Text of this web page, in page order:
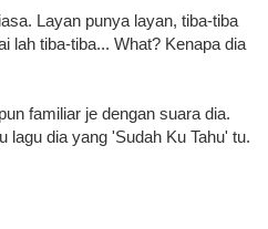
Layan punya layan, tiba-tiba
lah tiba-tiba... What? Kenapa dia
familiar je dengan suara dia.
dia yang 'Sudah Ku Tahu' tu.